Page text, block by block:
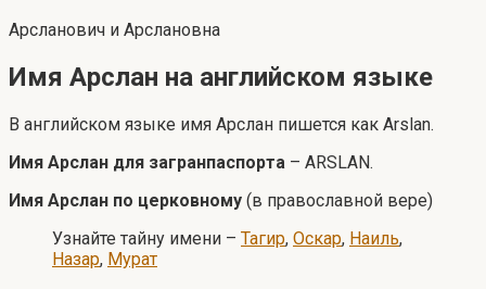
Арсланович и Арслановна
Имя Арслан на английском языке
В английском языке имя Арслан пишется как Arslan.
Имя Арслан для загранпаспорта – ARSLAN.
Имя Арслан по церковному (в православной вере)
Узнайте тайну имени – Тагир, Оскар, Наиль,
Назар, Мурат